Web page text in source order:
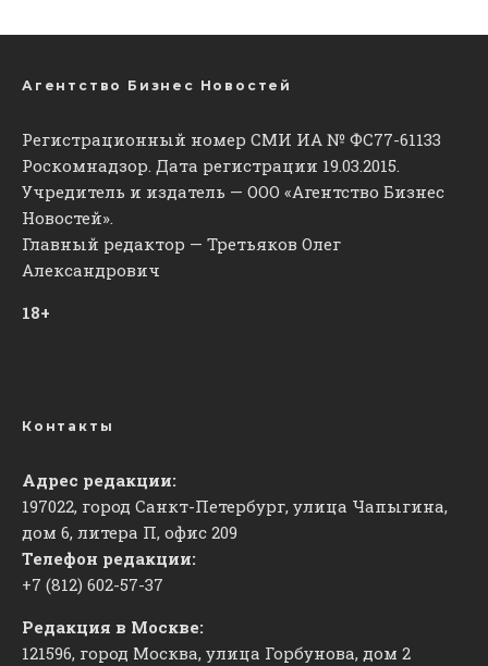
Агентство Бизнес Новостей
Регистрационный номер СМИ ИА № ФС77-61133
Роскомнадзор. Дата регистрации 19.03.2015.
Учредитель и издатель — ООО «Агентство Бизнес
Новостей».
Главный редактор — Третьяков Олег
Александрович
18+
Контакты
Адрес редакции:
197022, город Санкт-Петербург, улица Чапыгина,
дом 6, литера П, офис 209
Телефон редакции:
+7 (812) 602-57-37
Редакция в Москве:
121596, город Москва, улица Горбунова, дом 2